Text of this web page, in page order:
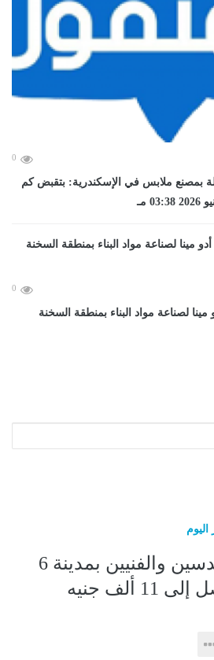
0
بمصنع ملابس في الإسكندرية: بتقبض كم
0
لصناعة مواد البناء بمنطقة السخنة
فرص عمل للمهندسين والفنيين بمدينة 6
ألف جنيه